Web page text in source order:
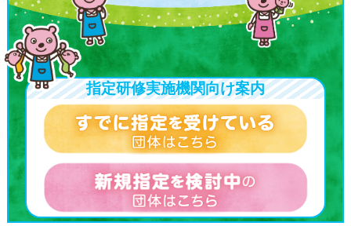
指定研修実施機関向け案内